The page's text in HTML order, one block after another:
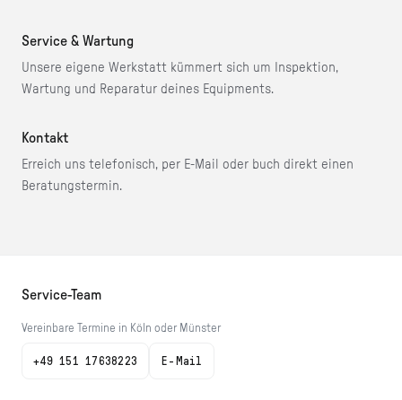
Service & Wartung
Unsere eigene Werkstatt kümmert sich um Inspektion,
Wartung und Reparatur deines Equipments.
Kontakt
Erreich uns telefonisch, per E-Mail oder buch direkt einen
Beratungstermin.
Service-Team
Vereinbare Termine in Köln oder Münster
+49 151 17638223 E-Mail